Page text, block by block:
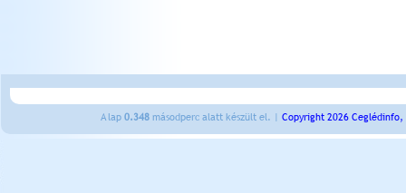
A lap 0.348 másodperc alatt készült el. | Copyright 2026